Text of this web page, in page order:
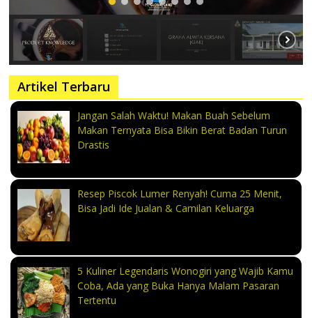
Artikel Terbaru
Jangan Salah Waktu! Makan Buah Sebelum
Makan Ternyata Bisa Bikin Berat Badan Turun
Drastis
Resep Piscok Lumer Renyah! Cuma 25 Menit,
Bisa Jadi Ide Jualan & Camilan Keluarga
5 Kuliner Legendaris Wonogiri yang Wajib Kamu
Coba, Ada yang Buka Hanya Malam Pasaran
Tertentu